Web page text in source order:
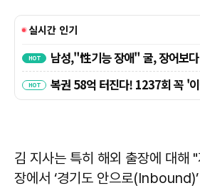
김 지사는 특히 해외 출장에 대해
장에서 ‘경기도 안으로